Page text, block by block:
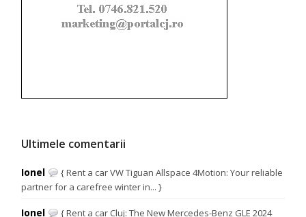
Ultimele comentarii
Ionel
{ Rent a car VW Tiguan Allspace 4Motion: Your reliable
partner for a carefree winter in... }
Ionel
{ Rent a car Cluj: The New Mercedes-Benz GLE 2024